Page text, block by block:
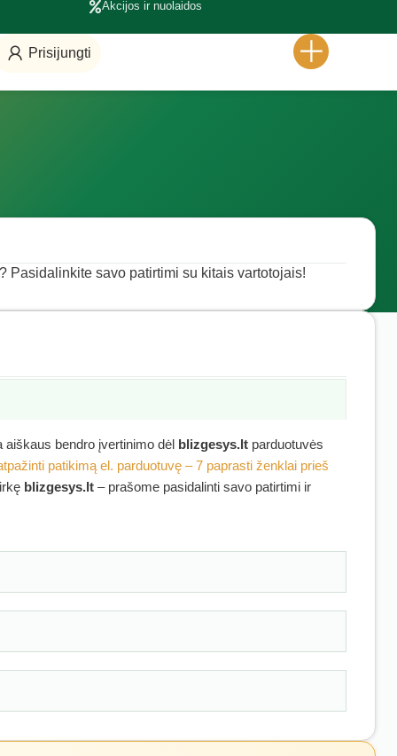
Akcijos ir nuolaidos
Prisijungti
Pasidalinkite savo patirtimi su kitais vartotojais!
aiškaus bendro įvertinimo dėl blizgesys.lt parduotuvės
patikimą el. parduotuvę – 7 paprasti ženklai prieš
blizgesys.lt – prašome pasidalinti savo patirtimi ir